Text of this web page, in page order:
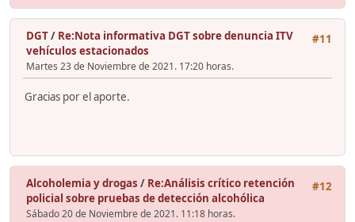
#11
DGT/ Re:Nota informativa DGT sobre denuncia ITV
vehículos estacionados
Martes 23 de Noviembre de 2021. 17:20 horas.
Gracias por el aporte.
#12
Alcoholemia y drogas / Re:Análisis crítico retención
policial sobre pruebas de detección alcohólica
Sábado 20 de Noviembre de 2021. 11:18 horas.